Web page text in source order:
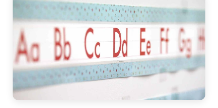
Moldes de letras maiúsculas e minúsculas em cores
vibrantes para alfabeto para imprimir